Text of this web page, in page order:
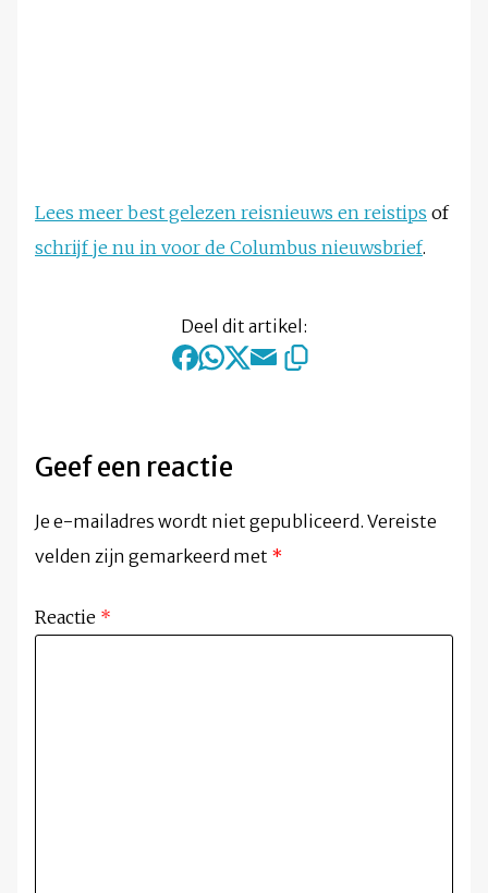
Lees meer best gelezen reisnieuws en reistips of
schrijf je nu in voor de Columbus nieuwsbrief.
Deel dit artikel:
Geef een reactie
Je e-mailadres wordt niet gepubliceerd. Vereiste
velden zijn gemarkeerd met *
Reactie *